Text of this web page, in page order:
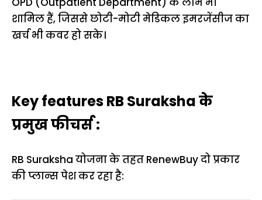
शामिल हैं, जिससे छोटी-मोटी मेडिकल इमरजेंसीज का
खर्च भी कवर हो सके।
Key features RB Suraksha के
प्रमुख फीचर्स :
RB Suraksha योजना के तहत RenewBuy दो प्रकार
की प्लान्स पेश कर रहा है: